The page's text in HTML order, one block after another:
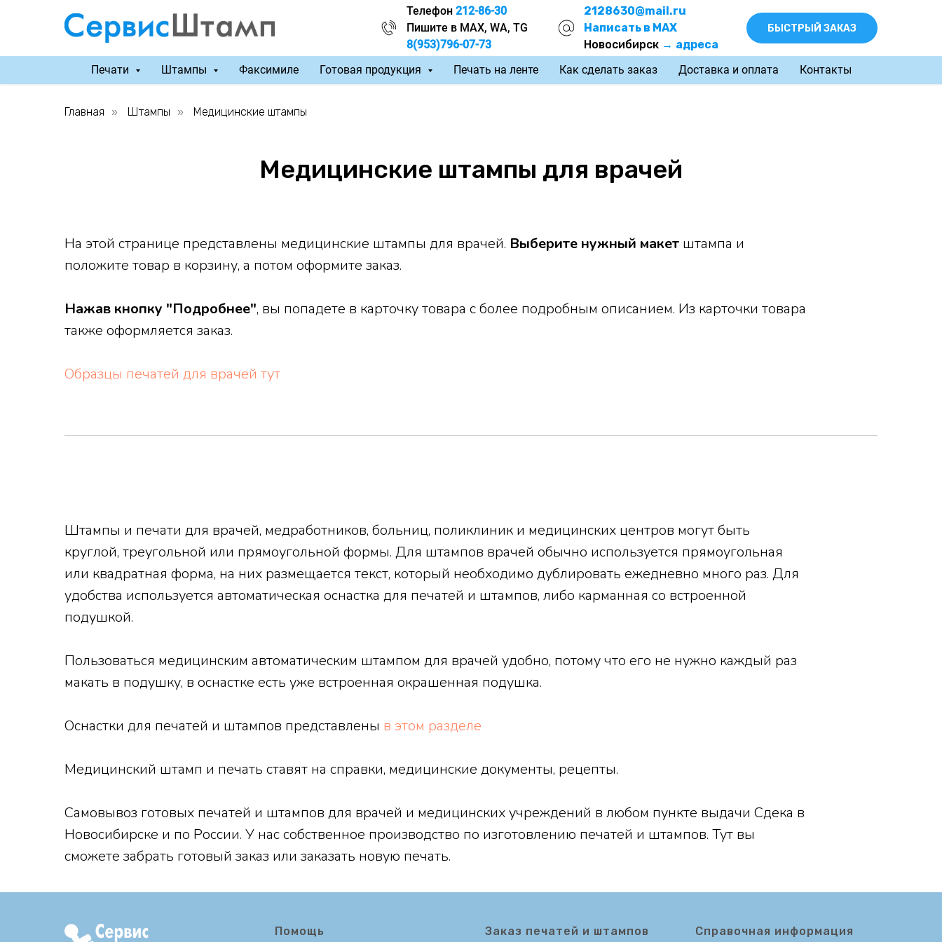
Телефон 212-86-30
Пишите в MAX, WA, TG
8(953)796-07-73
2128630@mail.ru
Написать в MAX
Новосибирск → адреса
БЫСТРЫЙ ЗАКАЗ
Печати Штампы Факсимиле Готовая продукция Печать на ленте Как сделать заказ Доставка и оплата Контакты
Главная » Штампы » Медицинские штампы
Медицинские штампы для врачей
На этой странице представлены медицинские штампы для врачей. Выберите нужный макет штампа и
положите товар в корзину, а потом оформите заказ.
Нажав кнопку "Подробнее", вы попадете в карточку товара с более подробным описанием. Из карточки товара
также оформляется заказ.
Образцы печатей для врачей тут
Штампы и печати для врачей, медработников, больниц, поликлиник и медицинских центров могут быть
круглой, треугольной или прямоугольной формы. Для штампов врачей обычно используется прямоугольная
или квадратная форма, на них размещается текст, который необходимо дублировать ежедневно много раз. Для
удобства используется автоматическая оснастка для печатей и штампов, либо карманная со встроенной
подушкой.
Пользоваться медицинским автоматическим штампом для врачей удобно, потому что его не нужно каждый раз
макать в подушку, в оснастке есть уже встроенная окрашенная подушка.
Оснастки для печатей и штампов представлены в этом разделе
Медицинский штамп и печать ставят на справки, медицинские документы, рецепты.
Самовывоз готовых печатей и штампов для врачей и медицинских учреждений в любом пункте выдачи Сдека в
Новосибирске и по России. У нас собственное производство по изготовлению печатей и штампов. Тут вы
сможете забрать готовый заказ или заказать новую печать.
Помощь Заказ печатей и штампов Справочная информация